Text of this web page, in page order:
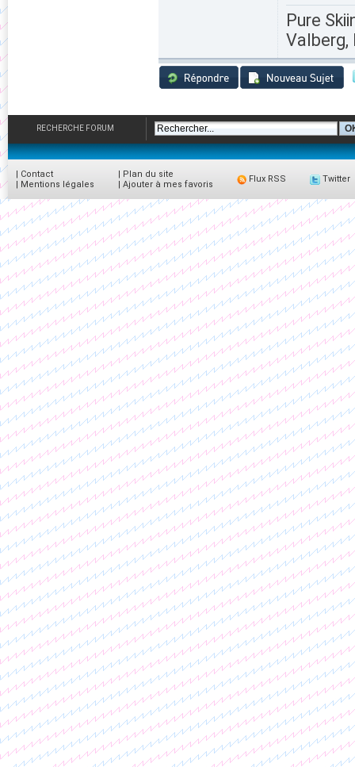
Pure
Valberg,
RECHERCHE FORUM
| Contact
| Mentions légales
| Plan du site
| Ajouter à mes favoris
Flux RSS Twitter